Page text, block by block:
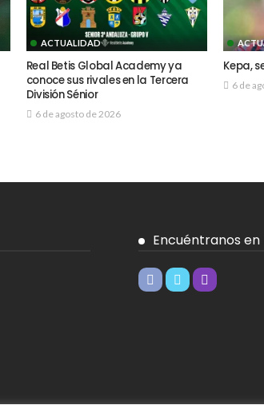
ACTUALIDAD
Real Betis Global Academy ya
conoce sus rivales en la Tercera
División Sénior
6 de agosto de 2026
Kepa,
6 de
Encuéntranos